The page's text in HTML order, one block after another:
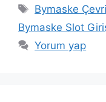
Etiketler
Bymaske
Bymaske Slot
Yorum yap